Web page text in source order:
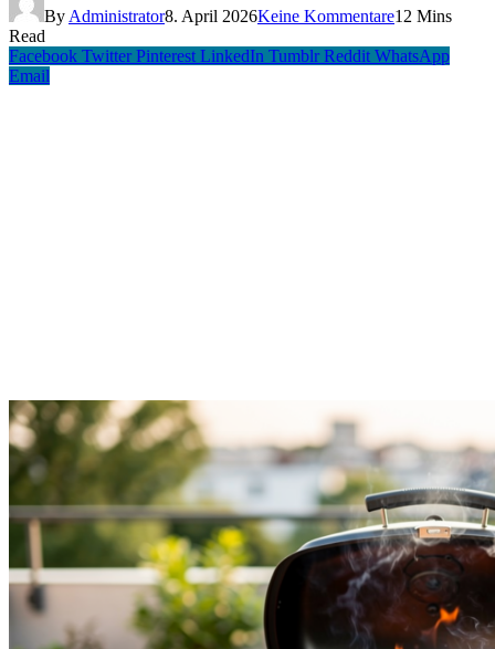
By Administrator8. April 2026Keine Kommentare12 Mins
Read
Facebook Twitter Pinterest LinkedIn Tumblr Reddit WhatsApp
Email